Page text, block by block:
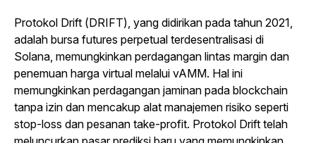
Protokol Drift (DRIFT), yang didirikan pada tahun 2021,
adalah bursa futures perpetual terdesentralisasi di
Solana, memungkinkan perdagangan lintas margin dan
penemuan harga virtual melalui vAMM. Hal ini
memungkinkan perdagangan jaminan pada blockchain
tanpa izin dan mencakup alat manajemen risiko seperti
stop-loss dan pesanan take-profit. Protokol Drift telah